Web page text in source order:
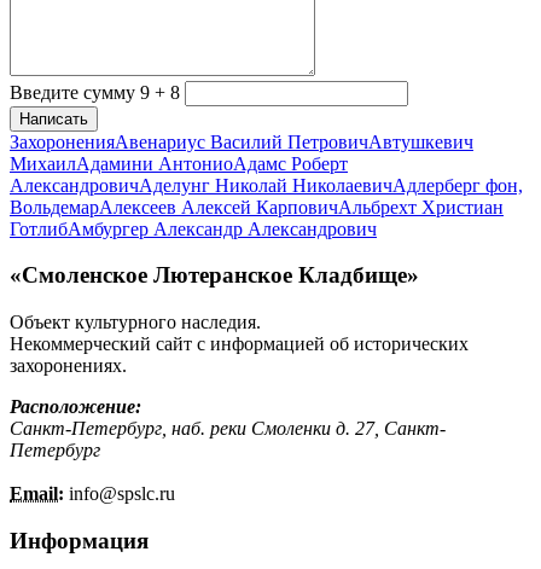
Введите сумму 9 + 8
Написать
ЗахороненияАвенариус Василий ПетровичАвтушкевич
МихаилАдамини АнтониоАдамс Роберт
АлександровичАделунг Николай НиколаевичАдлерберг фон,
ВольдемарАлексеев Алексей КарповичАльбрехт Христиан
ГотлибАмбургер Александр Александрович
«Смоленское Лютеранское Кладбище»
Объект культурного наследия.
Некоммерческий сайт с информацией об исторических
захоронениях.
Расположение:
Санкт-Петербург, наб. реки Смоленки д. 27, Санкт-
Петербург
Email: info@spslc.ru
Информация